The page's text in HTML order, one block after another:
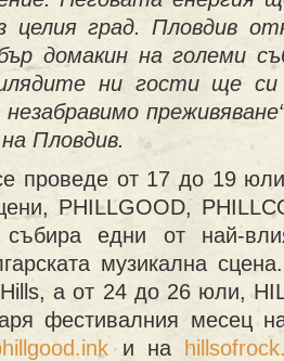
целия град. Пловдив
домакин на големи
ни гости ще
Пловдив.
проведе от 17 до 19
PHILLGOOD,
събира едни от най-
музикална
a от 24 до 26 юли,
фестивалния месец
и на